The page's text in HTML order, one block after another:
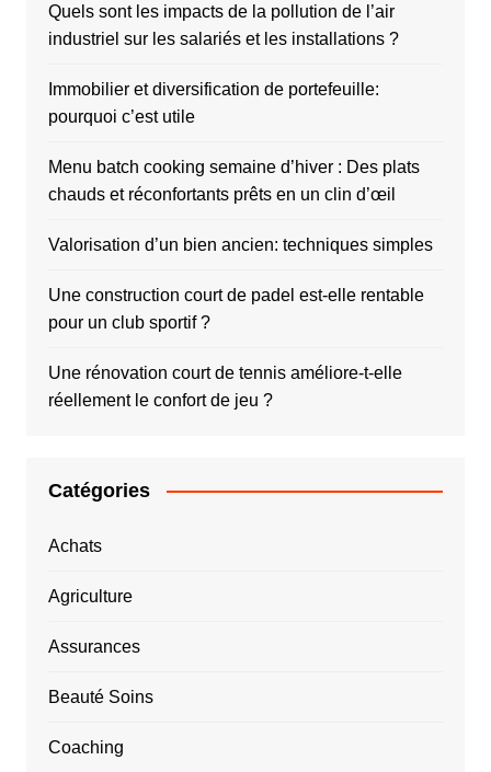
Quels sont les impacts de la pollution de l’air
industriel sur les salariés et les installations ?
Immobilier et diversification de portefeuille:
pourquoi c’est utile
Menu batch cooking semaine d’hiver : Des plats
chauds et réconfortants prêts en un clin d’œil
Valorisation d’un bien ancien: techniques simples
Une construction court de padel est-elle rentable
pour un club sportif ?
Une rénovation court de tennis améliore-t-elle
réellement le confort de jeu ?
Catégories
Achats
Agriculture
Assurances
Beauté Soins
Coaching